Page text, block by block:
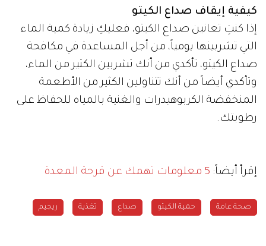
كيفية إيقاف صداع الكيتو
إذا كنتِ تعانين صداع الكيتو، فعليكِ زيادة كمية الماء
التي تشربينها يومياً، من أجل المساعدة في مكافحة
صداع الكيتو، تأكدي من أنك تشربين الكثير من الماء،
وتأكدي أيضاً من أنك تتناولين الكثير من الأطعمة
المنخفضة الكربوهيدرات والغنية بالمياه للحفاظ على
رطوبتك.
إقرأ أيضاً: 5 معلومات تهمك عن قرحة المعدة
صحة عامة حمية الكيتو صداع تغذية ريجيم